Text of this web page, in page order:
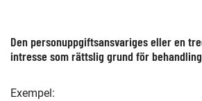
Den personuppgiftsansvariges eller en
intresse som rättslig grund för
Exempel: